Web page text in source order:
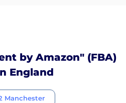
by Amazon" (FBA)
England
Manchester